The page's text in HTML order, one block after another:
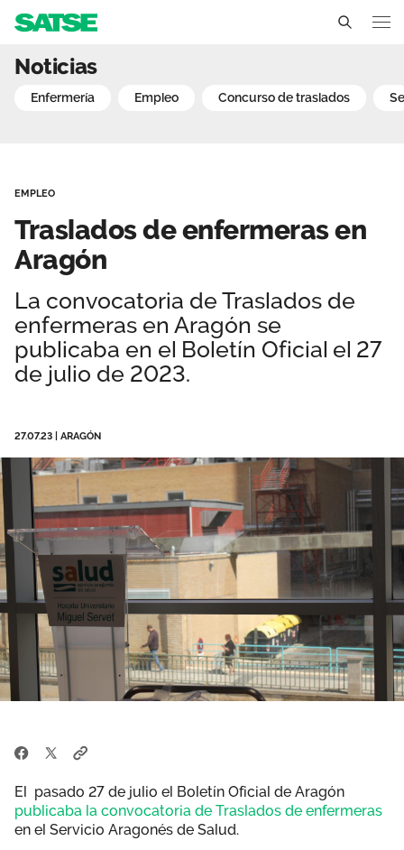
Delegados Sindicales
Estructura organizativa
Secciones sindicales
Servicios
Ventajas
Actualidad
Temas
Noticias
Sala de prensa
Empleo
Documentos
Publicaciones
Vídeos
Aragón
Contáctanos
Traslados de
Noticias
enfermería empleo concurso de traslados
EMPLEO
Traslados de enfermeras en
Aragón
La convocatoria de Traslados de
enfermeras en Aragón se
publicaba en el Boletín Oficial el 27
de julio de 2023.
27.07.23 ARAGÓN
El pasado 27 de julio el Boletín Oficial de Aragón
publicaba la convocatoria de Traslados de enfermeras
en el Servicio Aragonés de Salud.